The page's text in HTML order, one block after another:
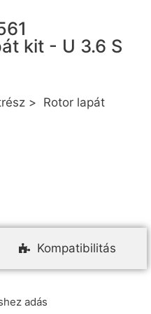
kit - U 3.6 S
> Rotor lapát
Kompatibilitás
adás